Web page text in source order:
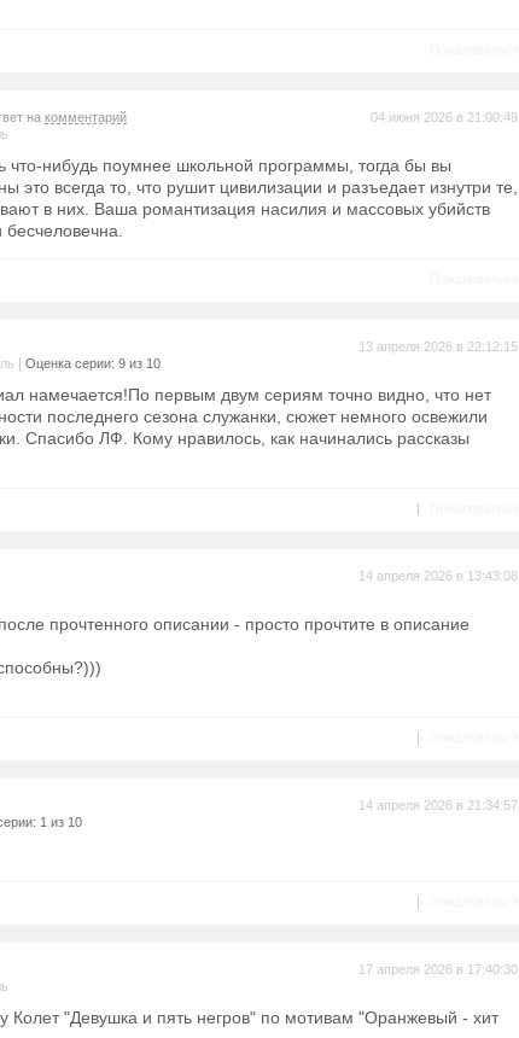
на комментарий
04 июня 2026 в 21:00:49
что-нибудь поумнее школьной программы, тогда бы вы
это всегда то, что рушит цивилизации и разъедает изнутри те,
в них. Ваша романтизация насилия и массовых убийств
бесчеловечна.
Оценка серии: 9 из 10
13 апреля 2026 в 22:12:15
намечается!По первым двум сериям точно видно, что нет
последнего сезона служанки, сюжет немного освежили
Спасибо ЛФ. Кому нравилось, как начинались рассказы
|
14 апреля 2026 в 13:43:08
прочтенного описании - просто прочтите в описание
|
1 из 10
14 апреля 2026 в 21:34:57
|
17 апреля 2026 в 17:40:30
Колет "Девушка и пять негров" по мотивам "Оранжевый - хит